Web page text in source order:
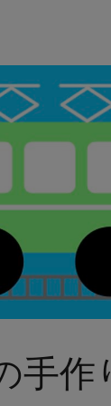
手作